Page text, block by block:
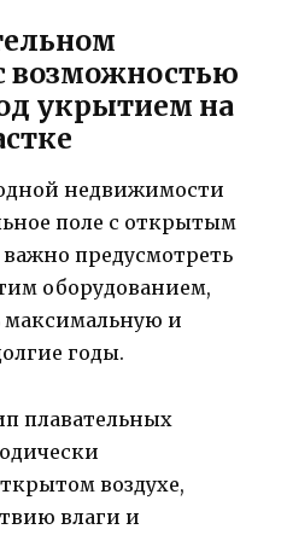
возможностью
укрытием на
недвижимости
поле с открытым
предусмотреть
оборудованием,
максимальную и
годы.
плавательных
воздухе,
влаги и